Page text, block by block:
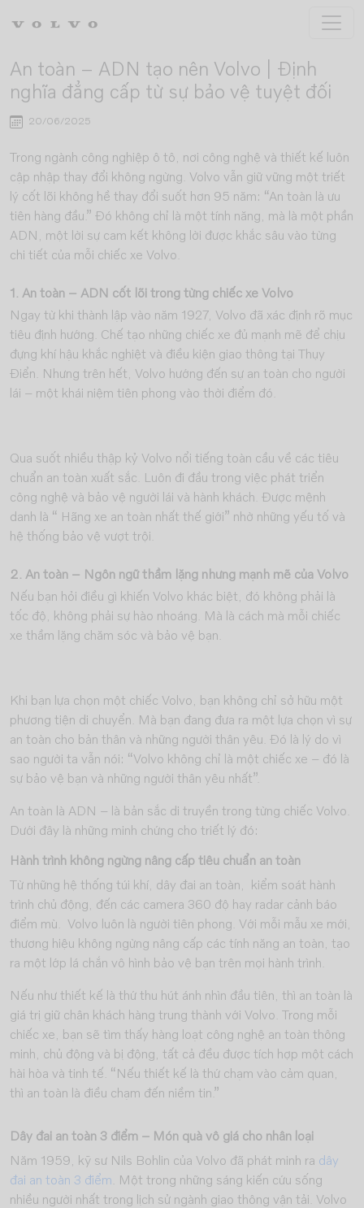
An toàn – ADN tạo nên Volvo | Định
nghĩa đẳng cấp từ sự bảo vệ tuyệt đối
20/06/2025
Trong ngành công nghiệp ô tô, nơi công nghệ và thiết kế luôn
cập nhập thay đổi không ngừng. Volvo vẫn giữ vững một triết
lý cốt lõi không hề thay đổi suốt hơn 95 năm: “An toàn là ưu
tiên hàng đầu.” Đó không chỉ là một tính năng, mà là một phần
ADN, một lời sự cam kết không lời được khắc sâu vào từng
chi tiết của mỗi chiếc xe Volvo.
1. An toàn – ADN cốt lõi trong từng chiếc xe Volvo
Ngay từ khi thành lập vào năm 1927, Volvo đã xác định rõ mục
tiêu định hướng. Chế tạo những chiếc xe đủ mạnh mẽ để chịu
đựng khí hậu khắc nghiệt và điều kiện giao thông tại Thụy
Điển. Nhưng trên hết, Volvo hướng đến sự an toàn cho người
lái – một khái niệm tiên phong vào thời điểm đó.
Qua suốt nhiều thập kỷ Volvo nổi tiếng toàn cầu về các tiêu
chuẩn an toàn xuất sắc. Luôn đi đầu trong việc phát triển
công nghệ và bảo vệ người lái và hành khách. Được mệnh
danh là “ Hãng xe an toàn nhất thế giới” nhờ những yếu tố và
hệ thống bảo vệ vượt trội.
2. An toàn – Ngôn ngữ thầm lặng nhưng mạnh mẽ của Volvo
Nếu bạn hỏi điều gì khiến Volvo khác biệt, đó không phải là
tốc độ, không phải sự hào nhoáng. Mà là cách mà mỗi chiếc
xe thầm lặng chăm sóc và bảo vệ bạn.
Khi bạn lựa chọn một chiếc Volvo, bạn không chỉ sở hữu một
phương tiện di chuyển. Mà bạn đang đưa ra một lựa chọn vì sự
an toàn cho bản thân và những người thân yêu. Đó là lý do vì
sao người ta vẫn nói: “Volvo không chỉ là một chiếc xe – đó là
sự bảo vệ bạn và những người thân yêu nhất”.
An toàn là ADN – là bản sắc di truyền trong từng chiếc Volvo.
Dưới đây là những minh chứng cho triết lý đó:
Hành trình không ngừng nâng cấp tiêu chuẩn an toàn
Từ những hệ thống túi khí, dây đai an toàn, kiểm soát hành
trình chủ động, đến các camera 360 độ hay radar cảnh báo
điểm mù. Volvo luôn là người tiên phong. Với mỗi mẫu xe mới,
thương hiệu không ngừng nâng cấp các tính năng an toàn, tạo
ra một lớp lá chắn vô hình bảo vệ bạn trên mọi hành trình.
Nếu như thiết kế là thứ thu hút ánh nhìn đầu tiên, thì an toàn là
giá trị giữ chân khách hàng trung thành với Volvo. Trong mỗi
chiếc xe, bạn sẽ tìm thấy hàng loạt công nghệ an toàn thông
minh, chủ động và bị động, tất cả đều được tích hợp một cách
hài hòa và tinh tế. “Nếu thiết kế là thứ chạm vào cảm quan,
thì an toàn là điều chạm đến niềm tin.”
Dây đai an toàn 3 điểm – Món quà vô giá cho nhân loại
Năm 1959, kỹ sư Nils Bohlin của Volvo đã phát minh ra dây
đai an toàn 3 điểm . Một trong những sáng kiến cứu sống
nhiều người nhất trong lịch sử ngành giao thông vận tải. Volvo